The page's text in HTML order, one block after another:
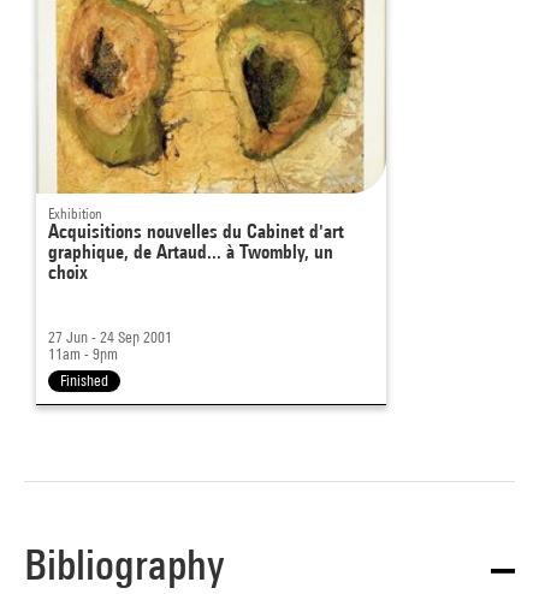
Exhibition
Acquisitions nouvelles du Cabinet d'art
graphique, de Artaud... à Twombly, un
choix
27 Jun - 24 Sep 2001
11am - 9pm
Finished
Bibliography